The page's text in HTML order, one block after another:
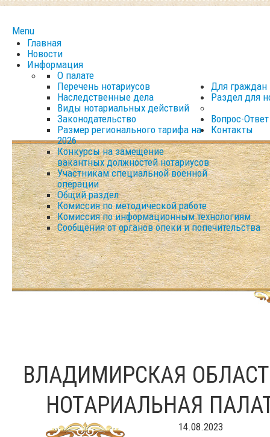
Menu
Главная
Новости
Информация
О палате
Перечень нотариусов
Наследственные дела
Виды нотариальных действий
Законодательство
Размер регионального тарифа на
2026
Конкурсы на замещение
вакантных должностей нотариусов
Участникам специальной военной
операции
Для граждан
Раздел для
Общий раздел
Комиссия по методической работе
Комиссия по информационным технологиям
Сообщения от органов опеки и попечительства
Вопрос-Ответ
Контакты
ВЛАДИМИРСКАЯ
НОТАРИАЛЬНАЯ
14.08.2023